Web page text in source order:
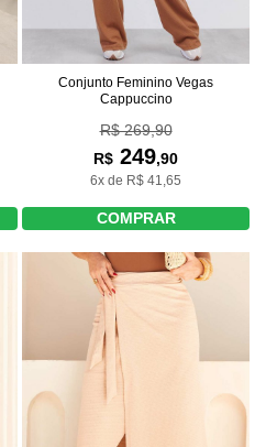
Conjunto Feminino Vegas
Cappuccino
R$ 269,90
R$ 249,90
6x de R$ 41,65
COMPRAR